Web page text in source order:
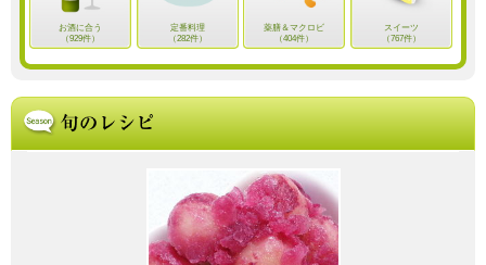
お酒に合う
（929件）
定番料理
（282件）
薬膳＆マクロビ
（404件）
スイーツ
（767件）